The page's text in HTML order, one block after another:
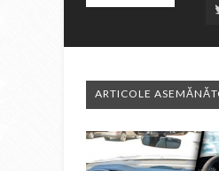
ARTICOLE